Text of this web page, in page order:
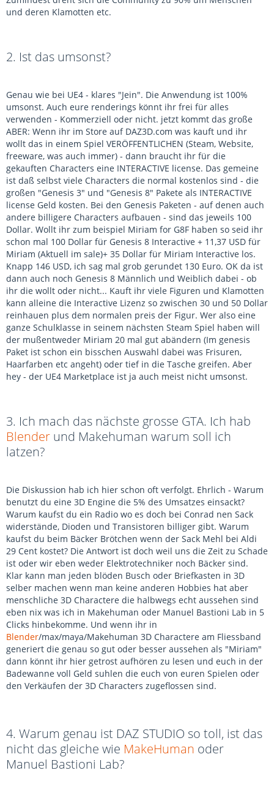
und deren Klamotten etc.
2. Ist das umsonst?
Genau wie bei UE4 - klares "Jein". Die Anwendung ist 100%
umsonst. Auch eure renderings könnt ihr frei für alles
verwenden - Kommerziell oder nicht. jetzt kommt das große
ABER: Wenn ihr im Store auf DAZ3D.com was kauft und ihr
wollt das in einem Spiel VERÖFFENTLICHEN (Steam, Website,
freeware, was auch immer) - dann braucht ihr für die
gekauften Characters eine INTERACTIVE license. Das gemeine
ist daß selbst viele Characters die normal kostenlos sind - die
großen "Genesis 3" und "Genesis 8" Pakete als INTERACTIVE
license Geld kosten. Bei den Genesis Paketen - auf denen auch
andere billigere Characters aufbauen - sind das jeweils 100
Dollar. Wollt ihr zum beispiel Miriam for G8F haben so seid ihr
schon mal 100 Dollar für Genesis 8 Interactive + 11,37 USD für
Miriam (Aktuell im sale)+ 35 Dollar für Miriam Interactive los.
Knapp 146 USD, ich sag mal grob gerundet 130 Euro. OK da ist
dann auch noch Genesis 8 Männlich und Weiblich dabei - ob
ihr die wollt oder nicht... Kauft ihr viele Figuren und Klamotten
kann alleine die Interactive Lizenz so zwischen 30 und 50 Dollar
reinhauen plus dem normalen preis der Figur. Wer also eine
ganze Schulklasse in seinem nächsten Steam Spiel haben will
der mußentweder Miriam 20 mal gut abändern (Im genesis
Paket ist schon ein bisschen Auswahl dabei was Frisuren,
Haarfarben etc angeht) oder tief in die Tasche greifen. Aber
hey - der UE4 Marketplace ist ja auch meist nicht umsonst.
3. Ich mach das nächste grosse GTA. Ich hab
Blender und Makehuman warum soll ich
latzen?
Die Diskussion hab ich hier schon oft verfolgt. Ehrlich - Warum
benutzt du eine 3D Engine die 5% des Umsatzes einsackt?
Warum kaufst du ein Radio wo es doch bei Conrad nen Sack
widerstände, Dioden und Transistoren billiger gibt. Warum
kaufst du beim Bäcker Brötchen wenn der Sack Mehl bei Aldi
29 Cent kostet? Die Antwort ist doch weil uns die Zeit zu Schade
ist oder wir eben weder Elektrotechniker noch Bäcker sind.
Klar kann man jeden blöden Busch oder Briefkasten in 3D
selber machen wenn man keine anderen Hobbies hat aber
menschliche 3D Charactere die halbwegs echt aussehen sind
eben nix was ich in Makehuman oder Manuel Bastioni Lab in 5
Clicks hinbekomme. Und wenn ihr in
Blender/max/maya/Makehuman 3D Charactere am Fliessband
generiert die genau so gut oder besser aussehen als "Miriam"
dann könnt ihr hier getrost aufhören zu lesen und euch in der
Badewanne voll Geld suhlen die euch von euren Spielen oder
den Verkäufen der 3D Characters zugeflossen sind.
4. Warum genau ist DAZ STUDIO so toll, ist das
nicht das gleiche wie MakeHuman oder
Manuel Bastioni Lab?